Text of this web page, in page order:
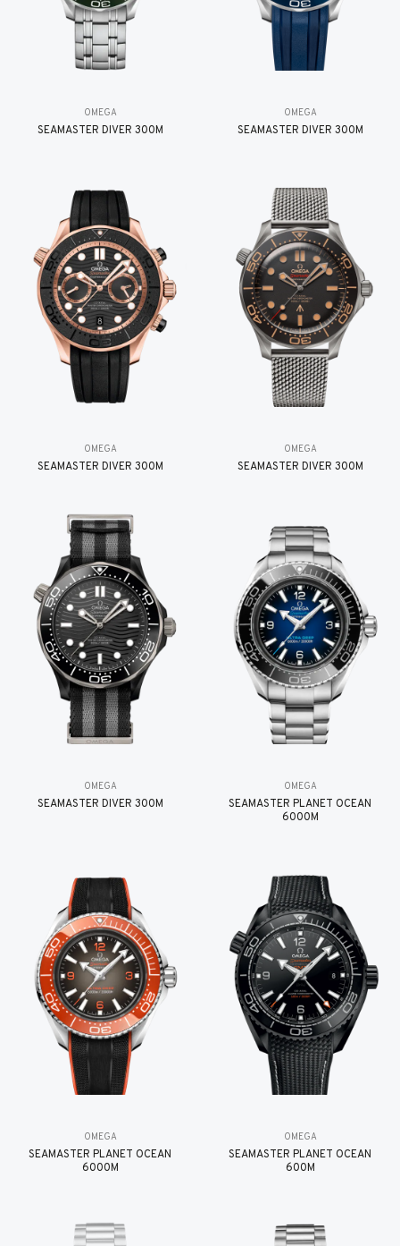
OMEGA
SEAMASTER DIVER 300M
OMEGA
SEAMASTER DIVER 300M
OMEGA
SEAMASTER DIVER 300M
OMEGA
SEAMASTER DIVER 300M
OMEGA
SEAMASTER DIVER 300M
OMEGA
SEAMASTER PLANET OCEAN
6000M
OMEGA
SEAMASTER PLANET OCEAN
6000M
OMEGA
SEAMASTER PLANET OCEAN
600M